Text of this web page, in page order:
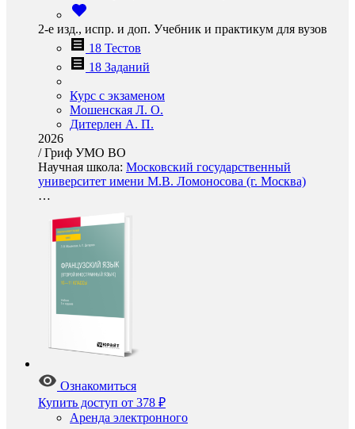
2-е изд., испр. и доп. Учебник и практикум для вузов
18 Тестов
18 Заданий
Курс с экзаменом
Мошенская Л. О.
Дитерлен А. П.
2026
/Гриф УМО ВО
Научная школа: Московский государственный
университет имени М.В. Ломоносова (г. Москва)
…
Ознакомиться
Купить доступ от 378 ₽
Аренда электронного